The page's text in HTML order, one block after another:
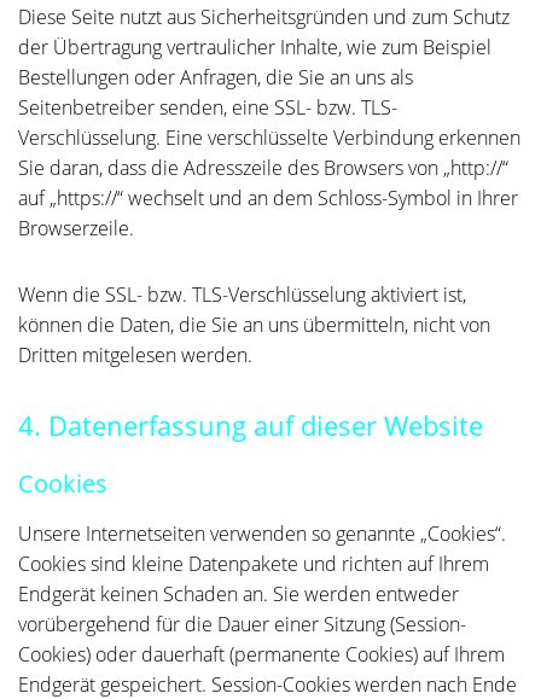
Diese Seite nutzt aus Sicherheitsgründen und zum Schutz
der Übertragung vertraulicher Inhalte, wie zum Beispiel
Bestellungen oder Anfragen, die Sie an uns als
Seitenbetreiber senden, eine SSL- bzw. TLS-
Verschlüsselung. Eine verschlüsselte Verbindung erkennen
Sie daran, dass die Adresszeile des Browsers von „http://“
auf „https://“ wechselt und an dem Schloss-Symbol in Ihrer
Browserzeile.
Wenn die SSL- bzw. TLS-Verschlüsselung aktiviert ist,
können die Daten, die Sie an uns übermitteln, nicht von
Dritten mitgelesen werden.
4. Datenerfassung auf dieser Website
Cookies
Unsere Internetseiten verwenden so genannte „Cookies“.
Cookies sind kleine Datenpakete und richten auf Ihrem
Endgerät keinen Schaden an. Sie werden entweder
vorübergehend für die Dauer einer Sitzung (Session-
Cookies) oder dauerhaft (permanente Cookies) auf Ihrem
Endgerät gespeichert. Session-Cookies werden nach Ende